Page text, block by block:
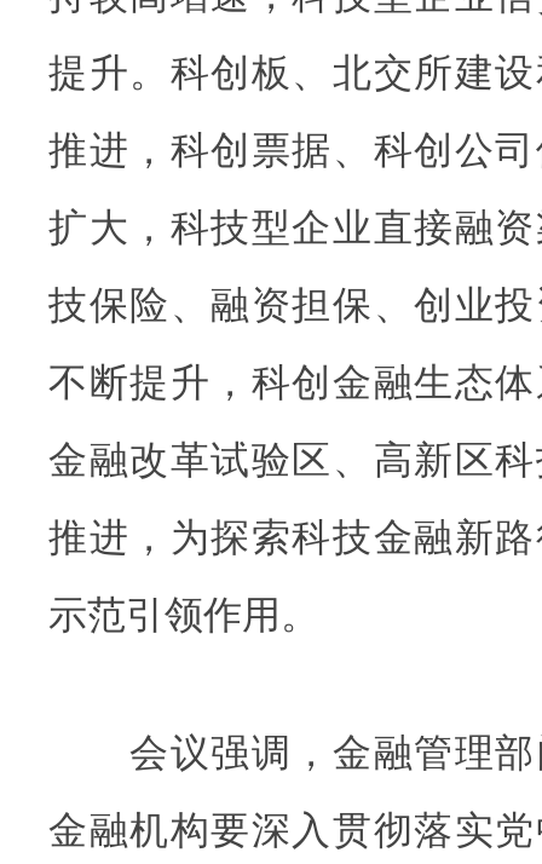
提升。科创板、北交所建
推进，科创票据、科创公
扩大，科技型企业直接融
技保险、融资担保、创业
不断提升，科创金融生态
金融改革试验区、高新区
推进，为探索科技金融新
示范引领作用。
会议强调，金融管理部
金融机构要深入贯彻落实